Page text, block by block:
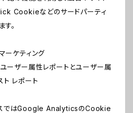
Cookieなどのサードパーティ
。
ケティング
ザー属性レポートとユーザー属
ト レポート
スではGoogle AnalyticsのCookie